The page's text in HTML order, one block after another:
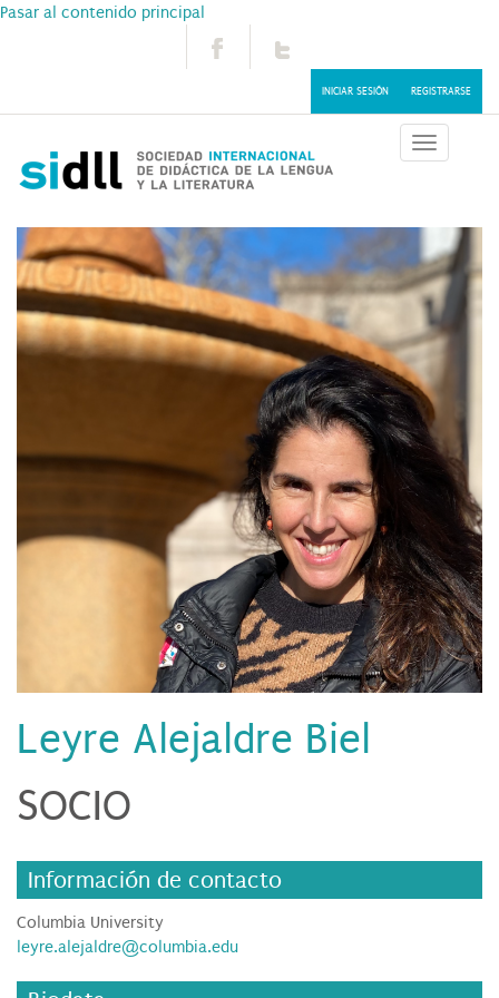
Pasar al contenido principal
INICIAR SESIÓN REGISTRARSE
Toggle
Leyre Alejaldre Biel
SOCIO
Información de contacto
Columbia University
leyre.alejaldre@columbia.edu